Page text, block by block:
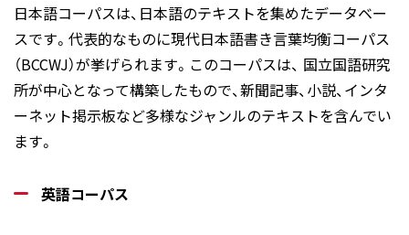
日本語コーパスは、日本語のテキストを集めたデータベー
スです。代表的なものに現代日本語書き言葉均衡コーパス
（BCCWJ）が挙げられます。このコーパスは、 国立国語研究
所が中心となって構築したもので、新聞記事、小説、インタ
ーネット掲示板など多様なジャンルのテキストを含んでい
ます。
英語コーパス